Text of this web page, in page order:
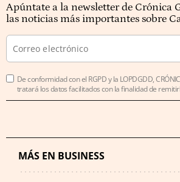
Apúntate a la newsletter de Crónica
las noticias más importantes sobre
De conformidad con el RGPD y la LOPDGDD,
tratará los datos facilitados con la finalidad de
MÁS EN BUSINESS